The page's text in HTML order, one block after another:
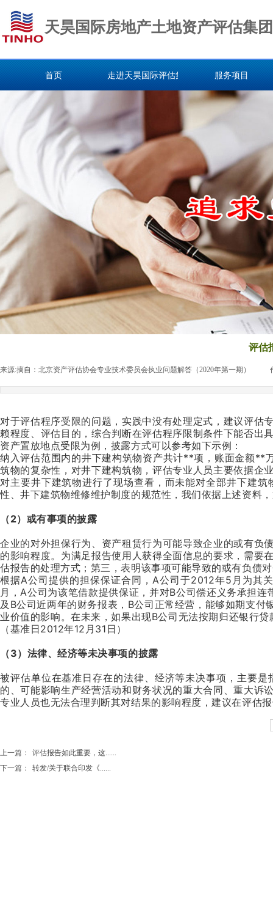
天昊国际房地产土地资产评估集
首页 走进天昊国际评估集团 服务项目
评估
来源:摘自：北京资产评估协会专业技术委员会执业问题解答（2020年第一期）
对于评估程序受限的问题，实践中没有处理定式，建议评估
赖程度、评估目的，综合判断在评估程序限制条件下能否出
资产置放地点受限为例，披露方式可以参考如下示例：
纳入评估范围内的井下建构筑物资产共计**项，账面金额**
筑物的复杂性，对井下建构筑物，评估专业人员主要依据企
对主要井下建筑物进行了现场查看，而未能对全部井下建
性、井下建筑物维修维护制度的规范性，我们依据上述资料
（2）或有事项的披露
企业的对外担保行为、资产租赁行为可能导致企业的或有负
的影响程度。为满足报告使用人获得全面信息的要求，需要
估报告的处理方式；第三，表明该事项可能导致的或有负债
根据A公司提供的担保保证合同，A公司于2012年5月为其
月，A公司为该笔借款提供保证，并对B公司偿还义务承担
及B公司近两年的财务报表，B公司正常经营，能够如期支
业价值的影响。在未来，如果出现B公司无法按期归还银行
（基准日2012年12月31日）
（3）法律、经济等未决事项的披露
被评估单位在基准日存在的法律、经济等未决事项，主要
的、可能影响生产经营活动和财务状况的重大合同、重大诉
专业人员也无法合理判断其对结果的影响程度，建议在评估
上一篇：
评估报告如此重要，这......
下一篇：
转发/关于联合印发《......